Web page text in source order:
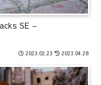
SE –
2023.02.23 2023.04.28